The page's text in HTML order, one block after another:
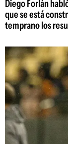
Diego Forlán
que se está
temprano los